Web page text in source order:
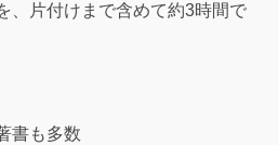
、片付けまで含めて約3時間で
書も多数